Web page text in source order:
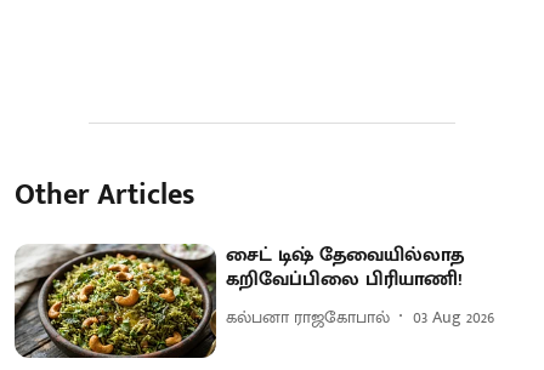
Other Articles
சைட் டிஷ் தேவையில்லாத
கறிவேப்பிலை பிரியாணி!
கல்பனா ராஜகோபால் 03 Aug 2026